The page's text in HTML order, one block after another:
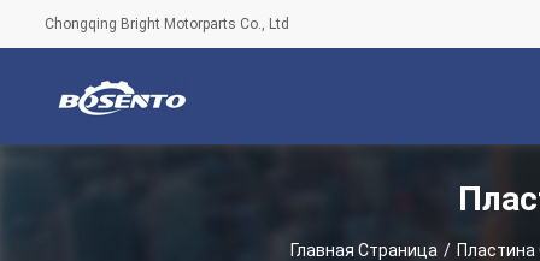
Chongqing Bright Motorparts Co., Ltd
Главная Страница /